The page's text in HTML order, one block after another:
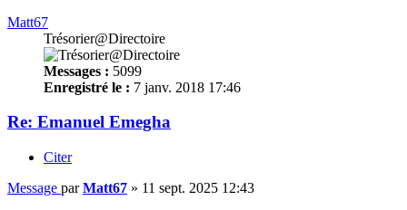
Matt67
Trésorier@Directoire
Messages : 5099
Enregistré le : 7 janv. 2018 17:46
Re: Emanuel Emegha
Citer
Message parMatt67 » 11 sept. 2025 12:43